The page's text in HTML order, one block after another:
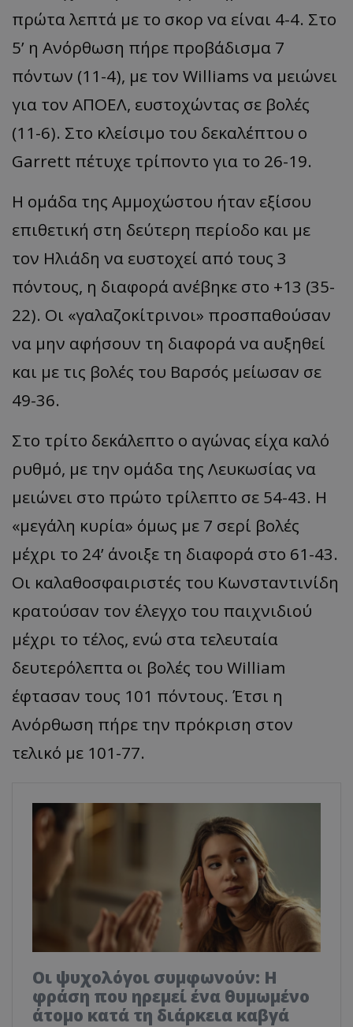
πρώτα λεπτά με το σκορ να είναι 4-4. Στο
5’ η Ανόρθωση πήρε προβάδισμα 7
πόντων (11-4), με τον Williams να μειώνει
για τον ΑΠΟΕΛ, ευστοχώντας σε βολές
(11-6). Στο κλείσιμο του δεκαλέπτου ο
Garrett πέτυχε τρίποντο για το 26-19.
Η ομάδα της Αμμοχώστου ήταν εξίσου
επιθετική στη δεύτερη περίοδο και με
τον Ηλιάδη να ευστοχεί από τους 3
πόντους, η διαφορά ανέβηκε στο +13 (35-
22). Οι «γαλαζοκίτρινοι» προσπαθούσαν
να μην αφήσουν τη διαφορά να αυξηθεί
και με τις βολές του Βαρσός μείωσαν σε
49-36.
Στο τρίτο δεκάλεπτο ο αγώνας είχα καλό
ρυθμό, με την ομάδα της Λευκωσίας να
μειώνει στο πρώτο τρίλεπτο σε 54-43. Η
«μεγάλη κυρία» όμως με 7 σερί βολές
μέχρι το 24’ άνοιξε τη διαφορά στο 61-43.
Οι καλαθοσφαιριστές του Κωνσταντινίδη
κρατούσαν τον έλεγχο του παιχνιδιού
μέχρι το τέλος, ενώ στα τελευταία
δευτερόλεπτα οι βολές του William
έφτασαν τους 101 πόντους. Έτσι η
Ανόρθωση πήρε την πρόκριση στον
τελικό με 101-77.
Οι ψυχολόγοι συμφωνούν: Η
φράση που ηρεμεί ένα θυμωμένο
άτομο κατά τη διάρκεια καβγά